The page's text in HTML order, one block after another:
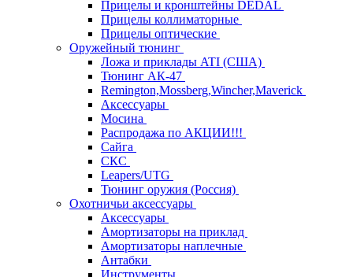
Прицелы и кронштейны DEDAL
Прицелы коллиматорные
Прицелы оптические
Оружейный тюнинг
Ложа и приклады ATI (США)
Тюнинг АК-47
Remington,Mossberg,Wincher,Maverick
Аксессуары
Мосина
Распродажа по АКЦИИ!!!
Сайга
СКС
Leapers/UTG
Тюнинг оружия (Россия)
Охотничьи аксессуары
Аксессуары
Амортизаторы на приклад
Амортизаторы наплечные
Антабки
Инструменты